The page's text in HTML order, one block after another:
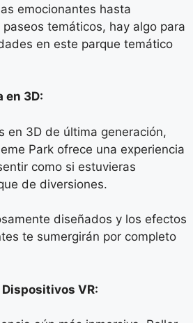
emocionantes hasta
temáticos, hay algo para
en este parque temático
en 3D:
en 3D de última generación,
Park ofrece una experiencia
como si estuvieras
de diversiones.
diseñados y los efectos
te sumergirán por completo
VR: